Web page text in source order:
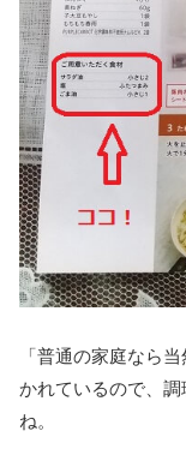
「普通の家庭なら
かれているので、
ね。